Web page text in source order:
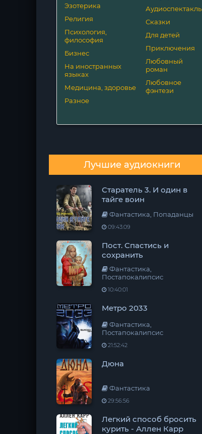
Эзотерика
Религия
Психология,
философия
Бизнес
На иностранных
языках
Медицина, здоровье
Разное
Аудиоспектакль
Сказки
Для детей
Приключения
Любовный
роман
Любовное
фэнтези
Лучшие аудиокниги
Старатель 3. И один в
тайге воин
Фантастика, Попаданцы
09:43:09
Пост. Спастись и
сохранить
Фантастика,
Постапокалипсис
10:40:01
Метро 2033
Фантастика,
Постапокалипсис
21:52:42
Дюна
Фантастика
29:56:56
Легкий способ бросить
курить - Аллен Карр